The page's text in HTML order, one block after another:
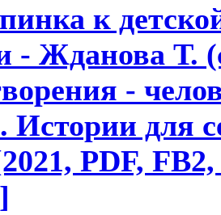
к
- Жданова Т.
-
Истории для
PDF,